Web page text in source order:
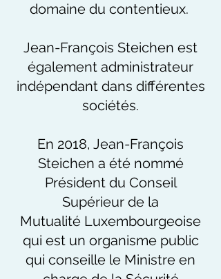
domaine du contentieux.
Jean-François Steichen est
également administrateur
indépendant dans différentes
sociétés.
En 2018, Jean-François
Steichen a été nommé
Président du Conseil
Supérieur de la
Mutualité Luxembourgeoise
qui est un organisme public
qui conseille le Ministre en